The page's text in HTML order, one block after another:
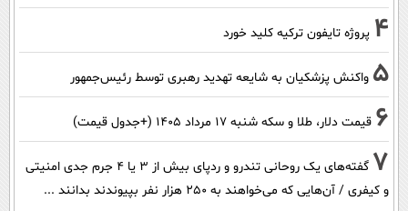
4 پروژه تایفون ترکیه کلید خورد
5 واکنش پزشکیان به شایعه تهدید رهبری توسط رئیس‌جمهور
6 قیمت دلار، طلا و سکه شنبه ۱۷ مرداد ۱۴۰۵ (+جدول قیمت)
7
گفته‌های یک روحانی تندرو و ردپای بیش از ۳ یا ۴ جرم جدی امنیتی
و کیفری / آن‌هایی که می‌خواهند به ۲۵۰ هزار نفر بپیوندند بدانند ...